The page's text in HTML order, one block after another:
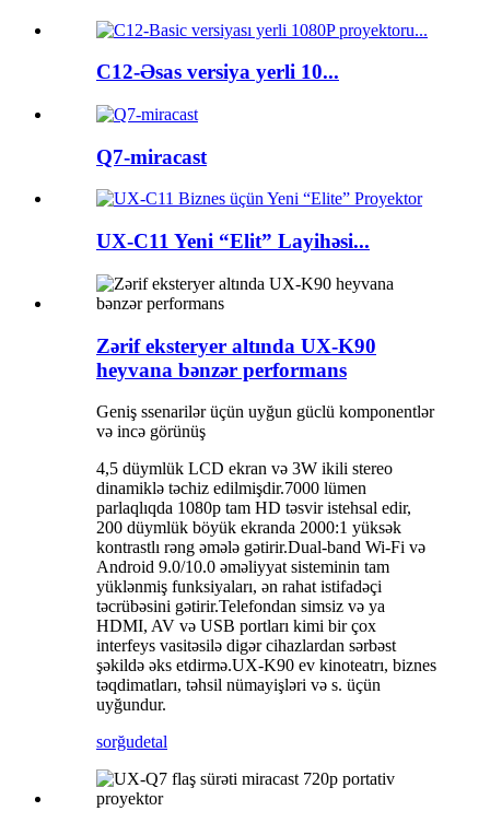
C12-Əsas versiya yerli 10...
Q7-miracast
UX-C11 Yeni “Elit” Layihəsi...
Zərif eksteryer altında UX-K90
heyvana bənzər performans
Geniş ssenarilər üçün uyğun güclü komponentlər
və incə görünüş
4,5 düymlük LCD ekran və 3W ikili stereo
dinamiklə təchiz edilmişdir.7000 lümen
parlaqlıqda 1080p tam HD təsvir istehsal edir,
200 düymlük böyük ekranda 2000:1 yüksək
kontrastlı rəng əmələ gətirir.Dual-band Wi-Fi və
Android 9.0/10.0 əməliyyat sisteminin tam
yüklənmiş funksiyaları, ən rahat istifadəçi
təcrübəsini gətirir.Telefondan simsiz və ya
HDMI, AV və USB portları kimi bir çox
interfeys vasitəsilə digər cihazlardan sərbəst
şəkildə əks etdirmə.UX-K90 ev kinoteatrı, biznes
təqdimatları, təhsil nümayişləri və s. üçün
uyğundur.
sorğudetal